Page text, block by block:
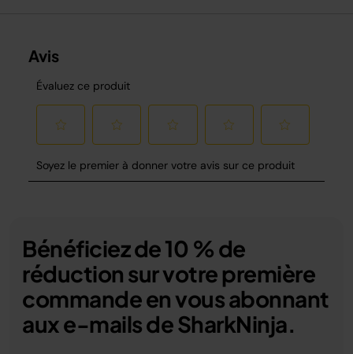
Bénéficiez de 10 % de
réduction sur votre première
commande en vous abonnant
aux e-mails de SharkNinja.